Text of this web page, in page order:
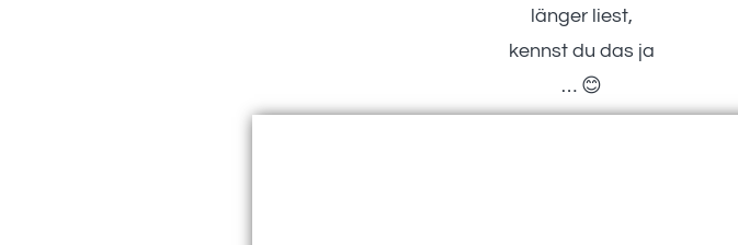
länger liest,
kennst du das ja
… 😊